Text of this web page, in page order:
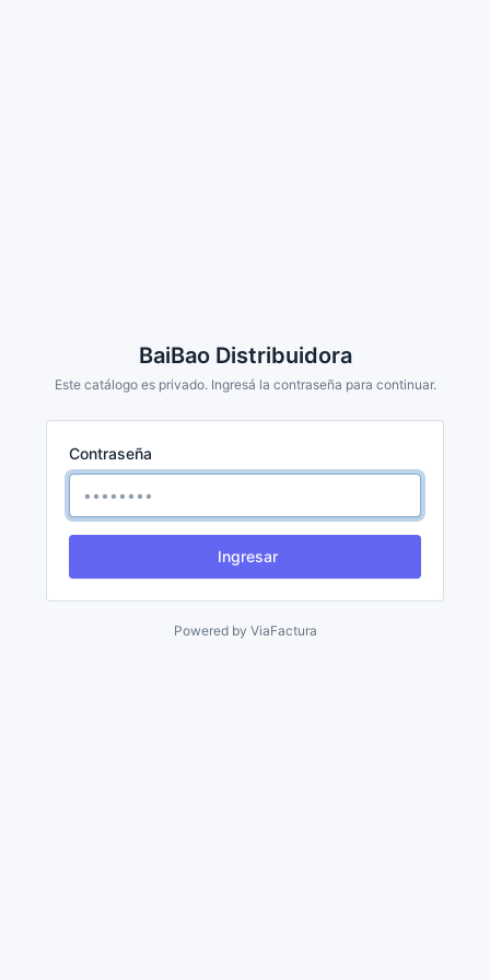
BaiBao Distribuidora
Este catálogo es privado. Ingresá la contraseña para continuar.
Contraseña
Ingresar
Powered by ViaFactura